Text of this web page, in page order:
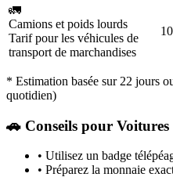
🚛
Camions et poids lourds
Tarif pour les véhicules de
transport de marchandises
* Estimation basée sur 22 jours
quotidien)
🚗 Conseils pour Voitures
• Utilisez un badge
• Préparez la monnaie